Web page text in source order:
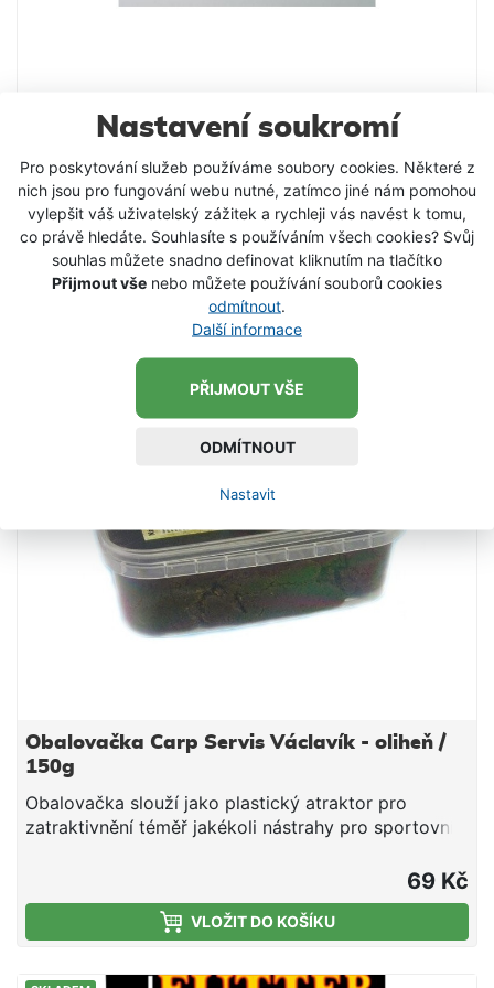
Nastavení soukromí
Pro poskytování služeb používáme soubory cookies. Některé z
nich jsou pro fungování webu nutné, zatímco jiné nám pomohou
vylepšit váš uživatelský zážitek a rychleji vás navést k tomu,
co právě hledáte. Souhlasíte s používáním všech cookies? Svůj
souhlas můžete snadno definovat kliknutím na tlačítko
Přijmout vše nebo můžete používání souborů cookies
odmítnout.
Další informace
PŘIJMOUT VŠE
ODMÍTNOUT
Nastavit
Návazec mořský SELLIOR
35 Kč
VLOŽIT DO KOŠÍKU
Obalovačka Carp Servis Václavík - oliheň /
150g
Obalovačka slouží jako plastický atraktor pro
zatraktivnění téměř jakékoli nástrahy pro sportovní
vrstvě cca 2–4 mm. Obalovačka je nositelem nejen
dráždivých pachů, ale zejména celé řady hmotných
potravních signálů. Obalovačku lze použít i
samostatně jako těsto přímo na háček nebo lépe do
pružiny. Obalovačka se bude rozpouštět dle síly
69 Kč
VLOŽIT DO KOŠÍKU